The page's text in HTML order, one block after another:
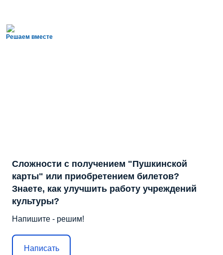
Решаем вместе
Сложности с получением "Пушкинской
карты" или приобретением билетов?
Знаете, как улучшить работу учреждений
культуры?
Напишите - решим!
Написать